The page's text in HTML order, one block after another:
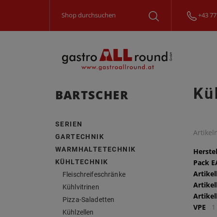
+43
BARTSCHER
SERIEN
GARTECHNIK
WARMHALTETECHNIK
KÜHLTECHNIK
Fleischreifeschränke
Kühlvitrinen
Pizza-Saladetten
Kühlzellen
Pack
VPE